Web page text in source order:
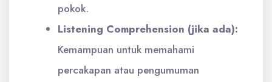
pokok.
Listening Comprehension (jika ada):
Kemampuan untuk memahami
percakapan atau pengumuman